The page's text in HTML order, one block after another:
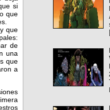
si
que
que
de
una
que
a